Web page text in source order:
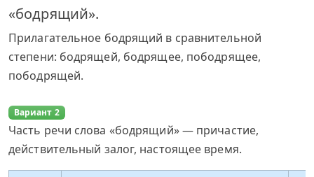
«бодрящий».
Прилагательное бодрящий в сравнительной
степени: бодрящей, бодрящее, пободрящее,
пободрящей.
Вариант 2
Часть речи слова «бодрящий» — причастие,
действительный залог, настоящее время.